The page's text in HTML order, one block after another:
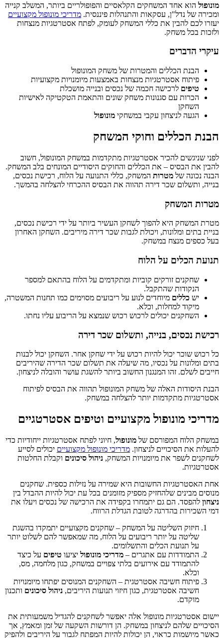
מונופול הוא אחד המשחקים הקלאסיים והפופולריים ביותר, המשלב קנייה
ומכירה של נדל"ן, עסקאות והתנהלות פיננסית. מדריכי מונופול מקצועיים
יעזרו לכם להבין את כללי המשחק לעומק, לפתח אסטרטגיות מנצחות
ולזכות בכל משחק.
עיקרי הדברים
הבנת הכללים והמטרות של משחק המונופול
פיתוח אסטרטגיות מנצחות באמצעות מיומנויות מקצועיות
טיפים לרכישה חכמה של נכסים ובנייה מושכלת
הכרות עם סגנונות משחק שונים והתאמת הטקטיקה לאישיות
השחקן
הגעה לניצחון עקבי במשחקי מונופול
הבנת הכללים וחוקי המשחק
לפני שניגשים להכיר אסטרטגיות מתקדמות במשחק המונופול, חשוב
להבין את הבסיס – את הכללים והחוקים היסודיים המונחים בלב המשחק.
הבנה נכונה של מטרות המשחק, כללי התנועה על הלוח, רכישת נכסים,
בנייה, ותשלום שכר דירה תהווה את הבסיס ההכרחי להצלחה בהמשך.
מטרות המשחק
מטרת המשחק היא להפוך לשחקן העשיר ביותר על ידי רכישת נכסים,
בניית בתים ומלונות, ויכולת לגבות שכר דירה מיריבים. השחקן האחרון
בעל כספים מנצח במשחק.
תנועת הכלים על הלוח
שחקנים זורקים קוביות ומתקדמים על הלוח בהתאם למספר
הנקודות שהתקבל.
יש כללים מיוחדים לנוע על ריבועים מסוימים כמו תחנות המשטרה,
מיקוד למחלות, וכלא.
השחקנים יכולים לרכוש רכוש שנמצא על הריבוע עליו נחתו.
רכישת נכסים, בנייה, ותשלום שכר דירה
כל רכוש שוכר יכול להיות רכוש על ידי שחקן אחר. השחקן יכול לבנות
בתים ומלונות על נכסיו, מה שיעלה את תשלום שכר הדירה שהיריבים
חייבים לשלם. זהו המנגנון החשוב ביותר להשגת עושר והובלה לניצחון.
הבנת היסודות האלה של משחק המונופול תהווה את הבסיס לפיתוח
אסטרטגיות מתקדמות יותר להצלחה במשחק.
מדריכי מונופול מקצועיים וטיפים אסטרטגיים
במשחק הלוח המפורסם של מונופול, חיוני לפתח אסטרטגיות ייחודיות כדי
להעלות את הסיכויים לניצחון. מדריכי מונופול מקצועיים יכולים לסייע
לשחקנים לשפר את מיומנויות המשחק, ניהול סיכונים וקבלת החלטות
אסטרטגיות.
אחת האסטרטגיות החשובות היא שמירה על נזילות כספית. שחקנים
מנוסים מבינים שלהחזיק מספיק מזומנים בכל עת יכול להיות ההבדל בין
ניצחון להפסד. הם גם יתמחרו בקפידה את הרכישה של נכסים ויעלו את
דמי השכירות בהדרגה לטובת הגדלת הרווח.
חיזוק השליטה על המשחק – שחקנים מקצועיים יתמקדו בהשגת
שליטה על יותר ריבועים על הלוח, מה שמאפשר להם לשלוט יותר
על תנועת הכלים והתשלומים.
התמודדות עם אתגרים – מדריכי מונופול יציעו טיפים על כיצד
להתמודד עם אירועים בלתי צפויים במשחק, כגון מלחמה, מס,
וכלא.
פיתוח חשיבה אסטרטגית – השחקנים המנוסים יפתחו מיומנויות
חשיבה אסטרטגית, כגון חיזוי תנועות היריבים, ניהול סיכונים ותכנון
מוקדם.
יישום אסטרטגיות מונופול אלה יאפשר לשחקנים להגדיל משמעותית את
הסיכויים שלהם לניצחון במשחק. הן דורשות השקעה של זמן ומאמץ, אך
כאשר מיושמות כראוי, הן יכולות להיות המפתח לגבור על היריבים ולהפיק